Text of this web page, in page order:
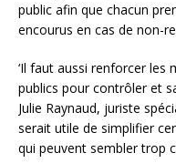
public afin que chacun
encourus en cas de non-
‘Il faut aussi renforcer les
publics pour contrôler et
Julie Raynaud, juriste
serait utile de simplifier
qui peuvent sembler trop